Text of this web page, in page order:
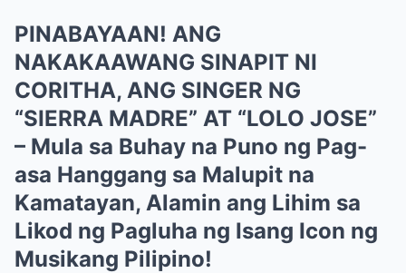
PINABAYAAN! ANG
NAKAKAAWANG SINAPIT NI
CORITHA, ANG SINGER NG
“SIERRA MADRE” AT “LOLO JOSE”
– Mula sa Buhay na Puno ng Pag-
asa Hanggang sa Malupit na
Kamatayan, Alamin ang Lihim sa
Likod ng Pagluha ng Isang Icon ng
Musikang Pilipino!